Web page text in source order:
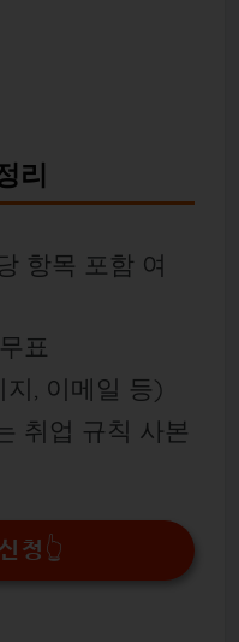
리
항목 포함 여
표
, 이메일 등)
취업 규칙 사본
청👆